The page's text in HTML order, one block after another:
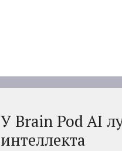
У Brain Pod AI
интеллекта